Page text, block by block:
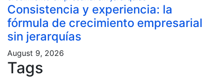
Consistencia y experiencia: la
fórmula de crecimiento empresarial
sin jerarquías
August 9, 2026
Tags